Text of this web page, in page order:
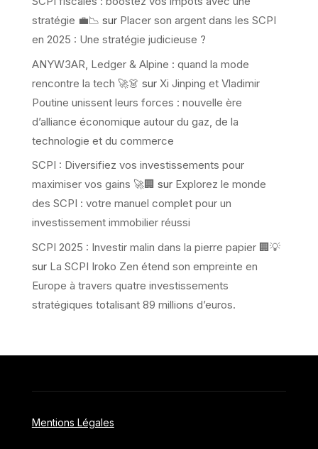
stratégie 💼📉 sur Placer son argent dans les SCPI
en 2025 : Une stratégie judicieuse ?
ANYW3AR, Ledger & Alpine : quand la mode
rencontre la tech 🚀👗 sur Xi Jinping et Vladimir
Poutine unissent leurs forces : nouvelle ère
d’alliance économique autour du gaz, de la
technologie et du commerce
SCPI : Diversifiez vos investissements pour
maximiser vos gains 🚀🏢 sur Explorez le monde
des SCPI : votre manuel complet pour un
investissement immobilier réussi
SCPI 2025 : Investir malin dans la pierre papier 🏢💡
sur La SCPI Iroko Zen étend son empreinte en
Europe à travers quatre investissements
stratégiques totalisant 89 millions d’euros.
Mentions Légales